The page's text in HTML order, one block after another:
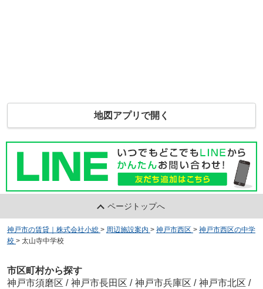
地図アプリで開く
ページトップへ
神戸市の賃貸｜株式会社小総 > 周辺施設案内 > 神戸市西区 > 神戸市西区の中学
校 > 太山寺中学校
市区町村から探す
神戸市須磨区 / 神戸市長田区 / 神戸市兵庫区 / 神戸市北区 /